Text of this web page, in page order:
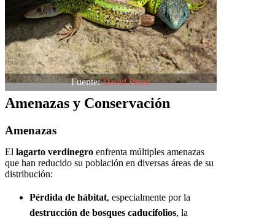
Fuente:David Perez
Amenazas y Conservación
Amenazas
El lagarto verdinegro enfrenta múltiples amenazas
que han reducido su población en diversas áreas de su
distribución:
Pérdida de hábitat, especialmente por la
destrucción de bosques caducifolios, la